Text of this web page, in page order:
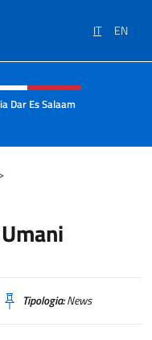
IT EN
e menù
Dar Es Salaam
Tipologia:News